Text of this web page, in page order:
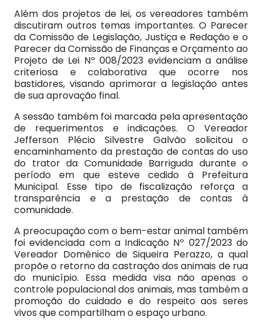
Além dos projetos de lei, os vereadores também
discutiram outros temas importantes. O Parecer
da Comissão de Legislação, Justiça e Redação e o
Parecer da Comissão de Finanças e Orçamento ao
Projeto de Lei Nº 008/2023 evidenciam a análise
criteriosa e colaborativa que ocorre nos
bastidores, visando aprimorar a legislação antes
de sua aprovação final.
A sessão também foi marcada pela apresentação
de requerimentos e indicações. O Vereador
Jefferson Plécio Silvestre Galvão solicitou o
encaminhamento da prestação de contas do uso
do trator da Comunidade Barriguda durante o
período em que esteve cedido à Prefeitura
Municipal. Esse tipo de fiscalização reforça a
transparência e a prestação de contas à
comunidade.
A preocupação com o bem-estar animal também
foi evidenciada com a Indicação Nº 027/2023 do
Vereador Domênico de Siqueira Perazzo, a qual
propõe o retorno da castração dos animais de rua
do município. Essa medida visa não apenas o
controle populacional dos animais, mas também a
promoção do cuidado e do respeito aos seres
vivos que compartilham o espaço urbano.